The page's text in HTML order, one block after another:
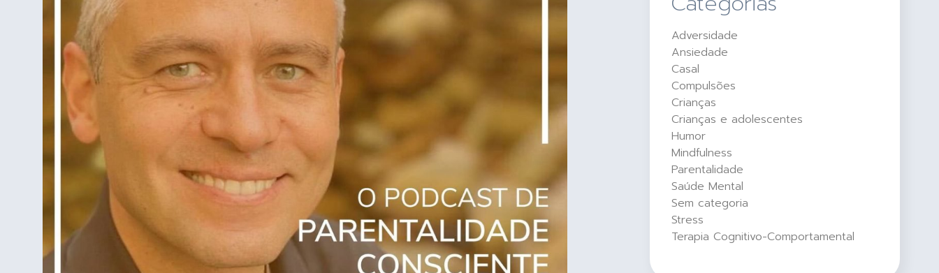
Adversidade
Ansiedade
Casal
Compulsões
Crianças
Crianças e adolescentes
Humor
Mindfulness
Parentalidade
Saúde Mental
Sem categoria
Stress
Terapia Cognitivo-Comportamental